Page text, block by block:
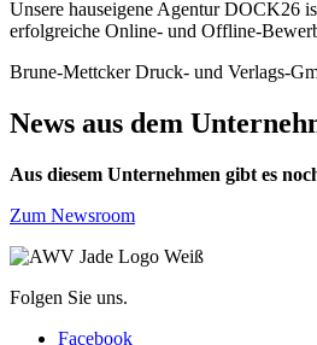
Unsere hauseigene Agentur DOCK26
erfolgreiche Online- und Offline-
Brune-Mettcker Druck- und Verlags-
News aus dem
Aus diesem Unternehmen gibt es
Zum Newsroom
Folgen Sie uns.
Facebook